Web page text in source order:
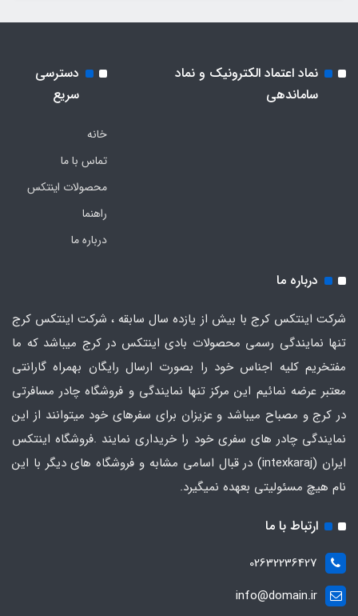
نماد اعتماد الکترونیک و نماد
ساماندهی
دسترسی
سریع
خانه
تماس با ما
محصولات اینتکس
راهنما
درباره ما
درباره ما
شرکت اینتکس کرج با بیش از یازده سال سابقه ، شرکت اینتکس کرج
تنها نمایندگی رسمی محصولات بادی اینتکس در کرج میباشد که ما
مفتخریم کلیه اجناس خود را بصورت ارسال رایگان بهمراه گارانتی
معتبر عرضه نمائیم این مرکز تنها نمایندگی و فروشگاه چادر مسافرتی
در کرج و مصباح میباشد و عزیزان برای سفرهای خود میتوانند از این
نمایندگی چادر های سفری خود را خریداری نمایند .فروشگاه اینتکس
ایران
(intexkaraj) در قبال اسامی مشابه و فروشگاه های دیگر با این
نام هیچ مسئولیتی بعهده نمیگیرد.
ارتباط با ما
02632236427
info@domain.ir